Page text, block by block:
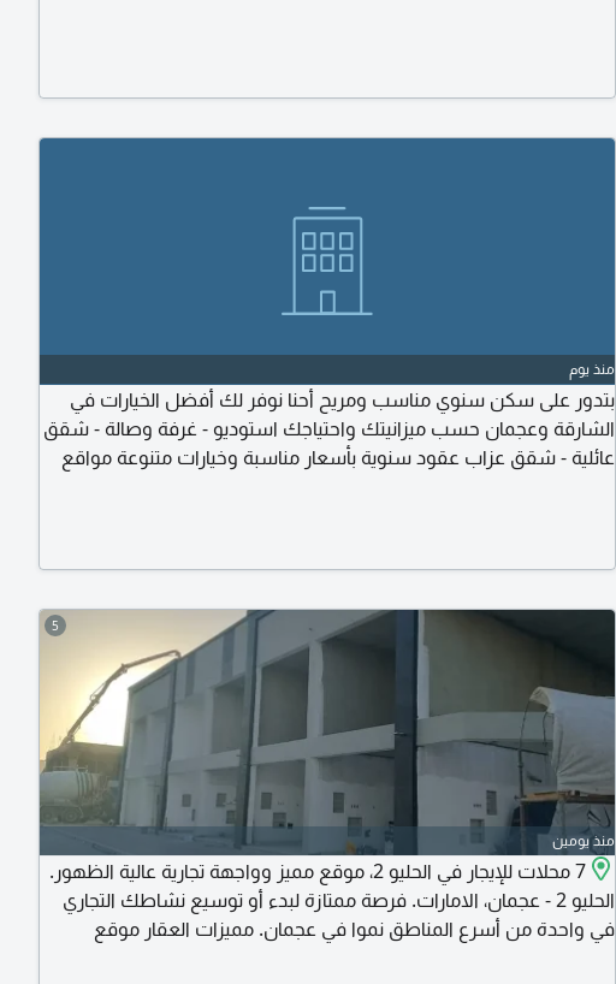
منذ يوم
بتدور على سكن سنوي مناسب ومريح أحنا نوفر لك أفضل الخيارات في
الشارقة وعجمان حسب ميزانيتك واحتياجك استوديو - غرفة وصالة - شقق
عائلية - شقق عزاب عقود سنوية بأسعار مناسبة وخيارات متنوعة مواقع
5
منذ يومين
7 محلات للإيجار في الحليو 2، موقع مميز وواجهة تجارية عالية الظهور.
الحليو 2 - عجمان، الامارات. فرصة ممتازة لبدء أو توسيع نشاطك التجاري
في واحدة من أسرع المناطق نموا في عجمان. مميزات العقار موقع